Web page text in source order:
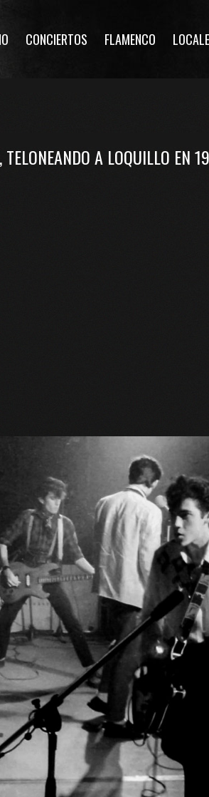
CONCIERTOS FLAMENCO
A LOQUILLO EN